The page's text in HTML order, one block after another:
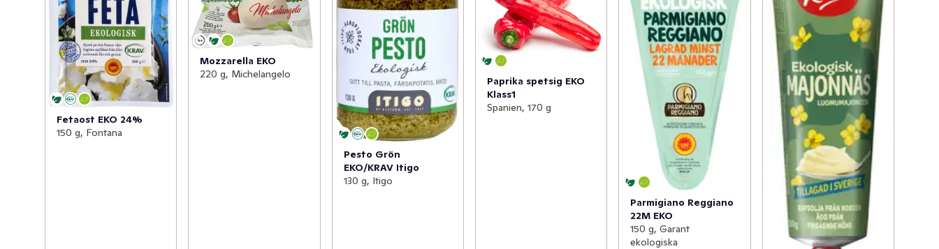
Fetaost EKO 24%
150 g, Fontana
Mozzarella EKO
220 g, Michelangelo
Pesto Grön
EKO/KRAV Itigo
130 g, Itigo
Paprika spetsig EKO
Klass1
Spanien, 170 g
Parmigiano Reggiano
22M EKO
150 g, Garant
ekologiska